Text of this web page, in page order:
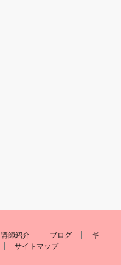
講師紹介 ブログ
ギ
サイトマップ